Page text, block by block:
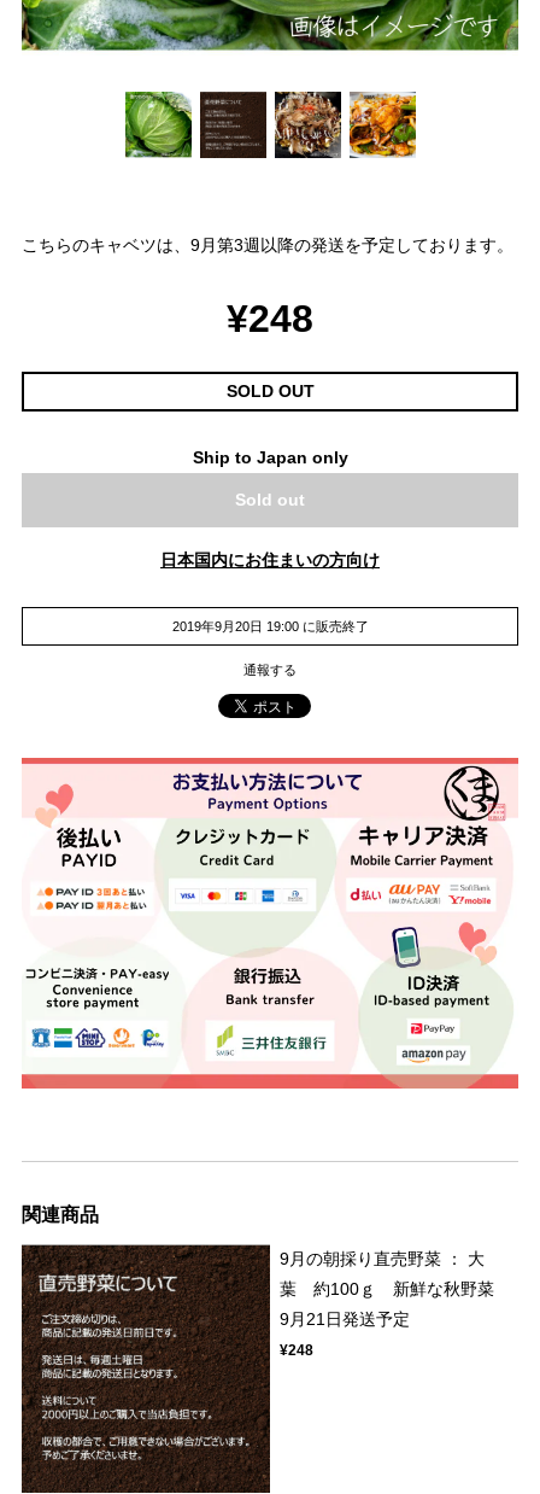
こちらのキャベツは、9月第3週以降の発送を予定しております。
¥248
SOLD OUT
Ship to Japan only
Sold out
日本国内にお住まいの方向け
2019年9月20日 19:00 に販売終了
通報する
関連商品
9月の朝採り直売野菜 ： 大
葉 約100ｇ 新鮮な秋野菜
9月21日発送予定
¥248